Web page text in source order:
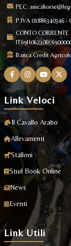
PEC:
P.IVA 01886340346 -
CONTO CORRENTE
Banca Credit
Link Veloci
Il Cavallo Arabo
Allevamenti
Stalloni
Stud Book Online
News
Eventi
Link Utili